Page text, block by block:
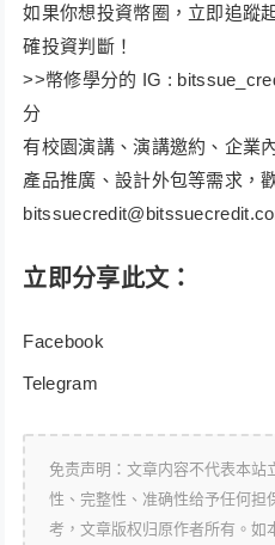
如果你想投資幣圈，立即追蹤
確投資判斷！
>>​幣修學分的 IG :
分
有校園演講、演講邀約、企業
產品推廣、設計外包等需求，
立即分享此文：
Facebook
Telegram
免责声明：文章内容不代表本站
性、完整性、准确性给予任何担
考，文章版权归原作者所有。如